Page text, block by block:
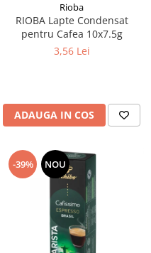
Rioba
RIOBA Lapte Condensat
pentru Cafea 10x7.5g
3,56 Lei
ADAUGA IN COS
-39% NOU